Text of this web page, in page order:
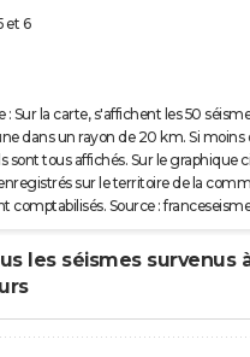
et 6
Sur la carte, s'affichent les 50
dans un rayon de 20 km. Si moins
sont tous affichés. Sur le graphique
sur le territoire de la
comptabilisés. Source :
les séismes survenus